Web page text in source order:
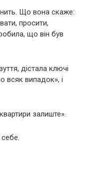
Що вона скаже:
просити,
що він був
дістала ключі
всяк випадок», і
залиште».